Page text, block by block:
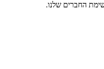
החברים שלנו.